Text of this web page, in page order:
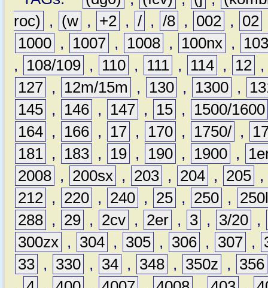
roc)
, (w , +2 , / , /8 , 002 , 02
1000 , 1007 , 1008 , 100nx ,
,
108/109 , 110 , 111 , 114 , 12
127 , 12m/15m , 130 , 1300 ,
145 , 146 , 147 , 15 ,
1500/1600
164 , 166 , 17 , 170 , 1750/ ,
181 , 183 , 19 , 190 , 1900 ,
2008 , 200sx , 203 , 204 , 205 ,
212 , 220 , 240 , 25 , 250 ,
288 , 29 , 2cv , 2er , 3 , 3/20 ,
300zx , 304 , 305 , 306 , 307 ,
33 , 330 , 34 , 348 , 350z ,
356